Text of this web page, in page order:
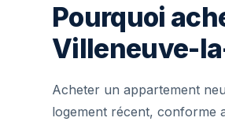
Pourquoi
Villeneuve-
Acheter un appartement
logement récent, conforme